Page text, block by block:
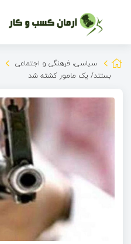
سیاسی، فرهنگی و اجتماعی
بستند/ یک مامور کشته شد